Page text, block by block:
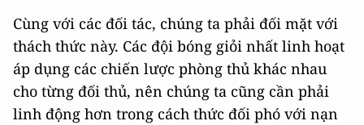
Cùng với các đối tác, chúng ta phải đối mặt với
thách thức này. Các đội bóng giỏi nhất linh hoạt
áp dụng các chiến lược phòng thủ khác nhau
cho từng đối thủ, nên chúng ta cũng cần phải
linh động hơn trong cách thức đối phó với nạn